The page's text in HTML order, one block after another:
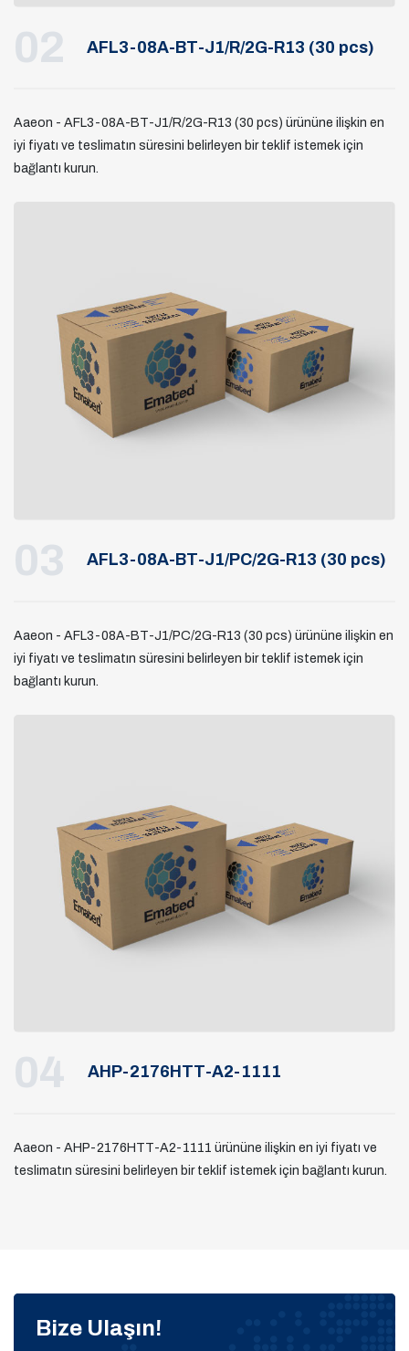
02 AFL3-08A-BT-J1/R/2G-R13 (30 pcs)
Aaeon - AFL3-08A-BT-J1/R/2G-R13 (30 pcs) ürününe ilişkin en
iyi fiyatı ve teslimatın süresini belirleyen bir teklif istemek için
bağlantı kurun.
03 AFL3-08A-BT-J1/PC/2G-R13 (30 pcs)
Aaeon - AFL3-08A-BT-J1/PC/2G-R13 (30 pcs) ürününe ilişkin en
iyi fiyatı ve teslimatın süresini belirleyen bir teklif istemek için
bağlantı kurun.
04 AHP-2176HTT-A2-1111
Aaeon - AHP-2176HTT-A2-1111 ürününe ilişkin en iyi fiyatı ve
teslimatın süresini belirleyen bir teklif istemek için bağlantı kurun.
Bize Ulaşın!